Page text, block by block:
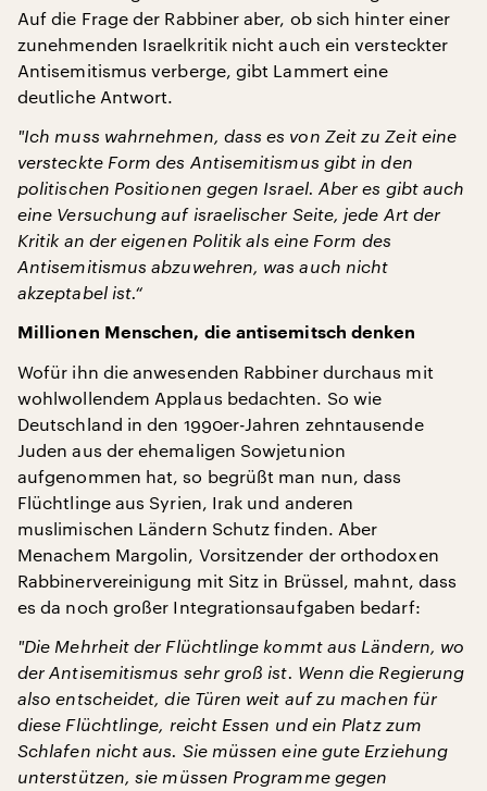
Auf die Frage der Rabbiner aber, ob sich hinter einer
zunehmenden Israelkritik nicht auch ein versteckter
Antisemitismus verberge, gibt Lammert eine
deutliche Antwort.
"Ich muss wahrnehmen, dass es von Zeit zu Zeit eine
versteckte Form des Antisemitismus gibt in den
politischen Positionen gegen Israel. Aber es gibt auch
eine Versuchung auf israelischer Seite, jede Art der
Kritik an der eigenen Politik als eine Form des
Antisemitismus abzuwehren, was auch nicht
akzeptabel ist.“
Millionen Menschen, die antisemitsch denken
Wofür ihn die anwesenden Rabbiner durchaus mit
wohlwollendem Applaus bedachten. So wie
Deutschland in den 1990er-Jahren zehntausende
Juden aus der ehemaligen Sowjetunion
aufgenommen hat, so begrüßt man nun, dass
Flüchtlinge aus Syrien, Irak und anderen
muslimischen Ländern Schutz finden. Aber
Menachem Margolin, Vorsitzender der orthodoxen
Rabbinervereinigung mit Sitz in Brüssel, mahnt, dass
es da noch großer Integrationsaufgaben bedarf:
"Die Mehrheit der Flüchtlinge kommt aus Ländern, wo
der Antisemitismus sehr groß ist. Wenn die Regierung
also entscheidet, die Türen weit auf zu machen für
diese Flüchtlinge, reicht Essen und ein Platz zum
Schlafen nicht aus. Sie müssen eine gute Erziehung
unterstützen, sie müssen Programme gegen